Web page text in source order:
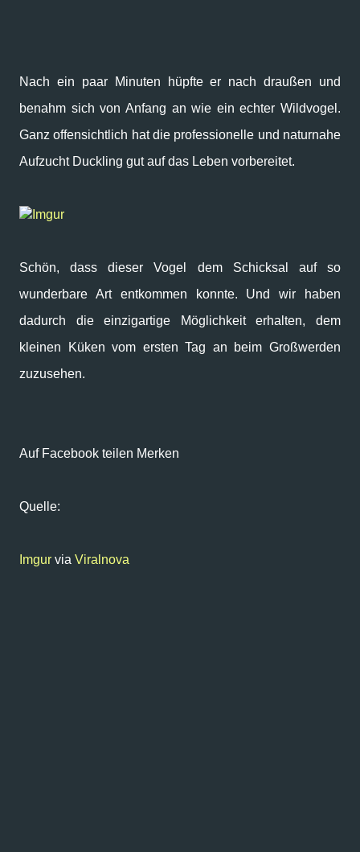
Nach ein paar Minuten hüpfte er nach draußen und
benahm sich von Anfang an wie ein echter Wildvogel.
Ganz offensichtlich hat die professionelle und naturnahe
Aufzucht Duckling gut auf das Leben vorbereitet.
Imgur
Schön, dass dieser Vogel dem Schicksal auf so
wunderbare Art entkommen konnte. Und wir haben
dadurch die einzigartige Möglichkeit erhalten, dem
kleinen Küken vom ersten Tag an beim Großwerden
zuzusehen.
Auf Facebook teilen Merken
Quelle:
Imgur via Viralnova